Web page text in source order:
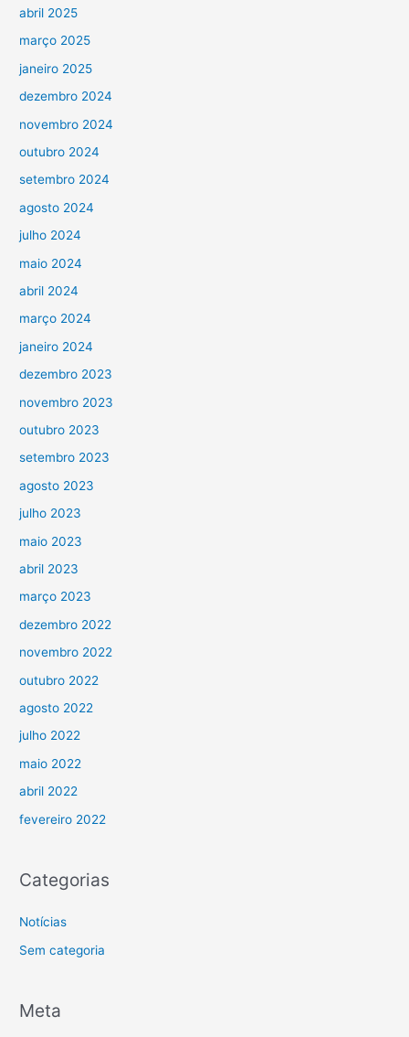
abril 2025
março 2025
janeiro 2025
dezembro 2024
novembro 2024
outubro 2024
setembro 2024
agosto 2024
julho 2024
maio 2024
abril 2024
março 2024
janeiro 2024
dezembro 2023
novembro 2023
outubro 2023
setembro 2023
agosto 2023
julho 2023
maio 2023
abril 2023
março 2023
dezembro 2022
novembro 2022
outubro 2022
agosto 2022
julho 2022
maio 2022
abril 2022
fevereiro 2022
Categorias
Notícias
Sem categoria
Meta